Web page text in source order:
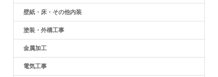
壁紙・床・その他内装
塗装・外構工事
金属加工
電気工事